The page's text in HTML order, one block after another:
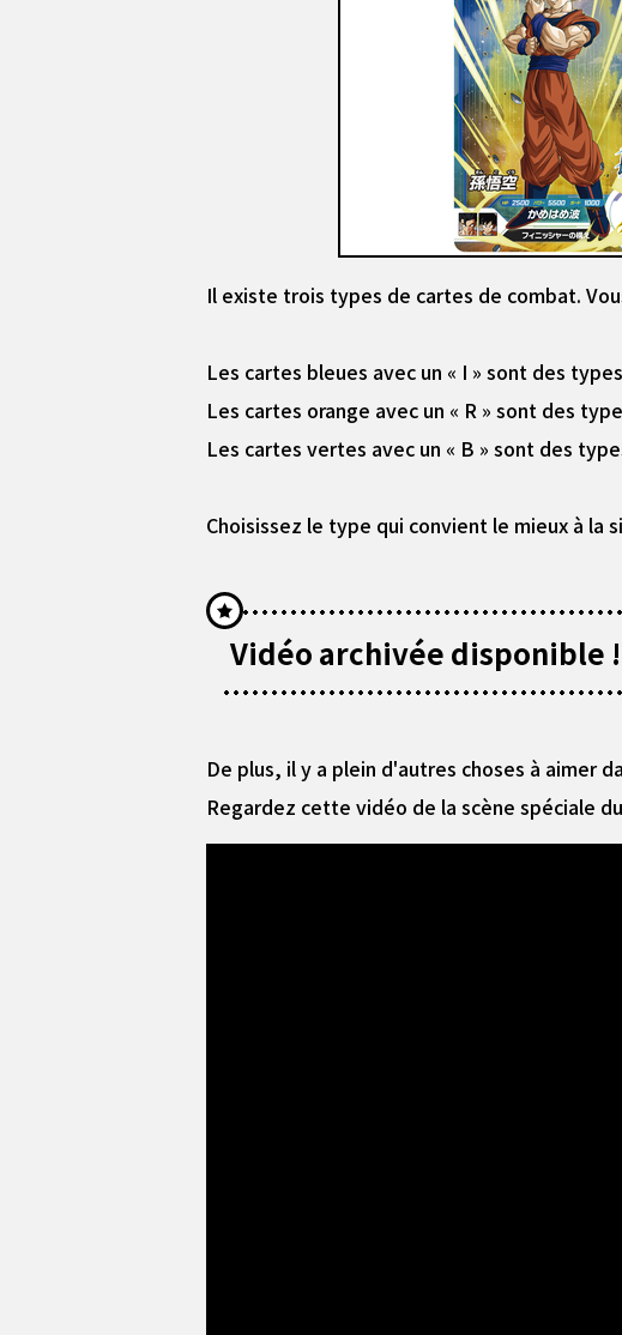
Il existe trois types de cartes de combat.
Les cartes bleues avec un « I » sont des
Les cartes orange avec un « R » sont des
Les cartes vertes avec un « B » sont des
Choisissez le type qui convient le mieux à
Vidéo archivée disponible !
De plus, il y a plein d'autres choses à aimer
Regardez cette vidéo de la scène spéciale